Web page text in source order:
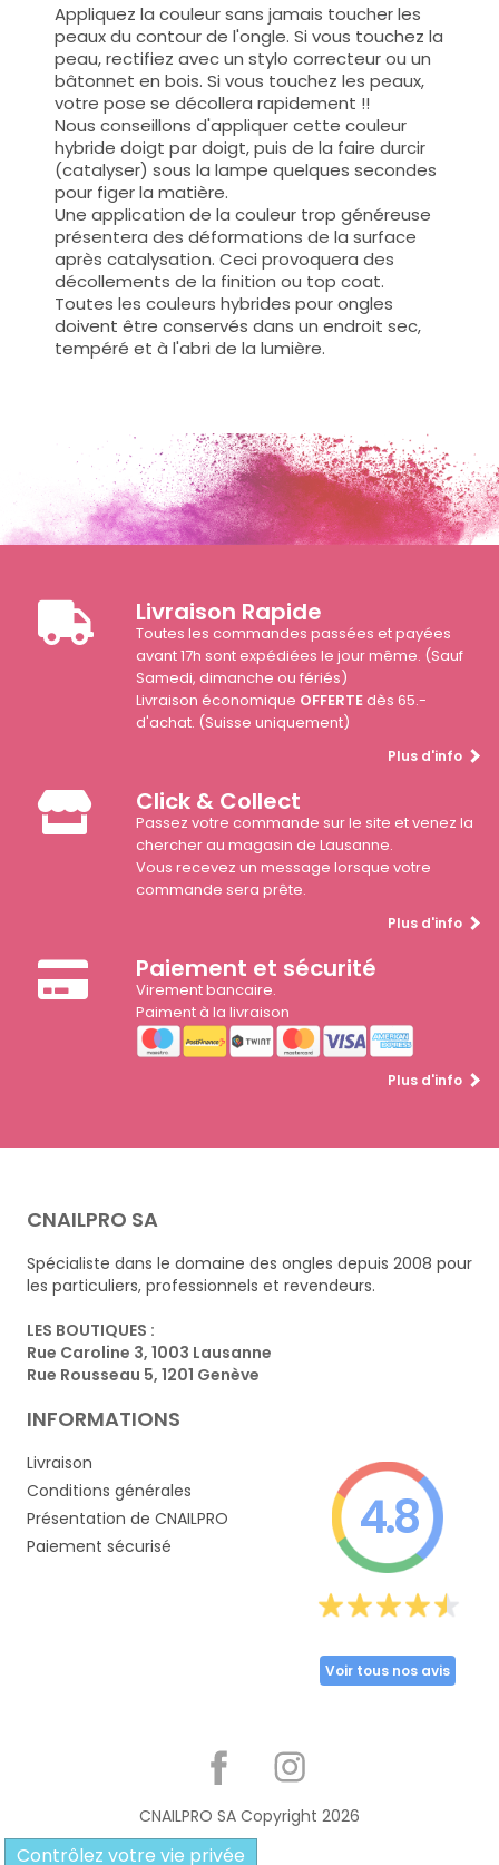
Appliquez la couleur sans jamais toucher les
peaux du contour de l'ongle. Si vous touchez la
peau, rectifiez avec un stylo correcteur ou un
bâtonnet en bois. Si vous touchez les peaux,
votre pose se décollera rapidement !!
Nous conseillons d'appliquer cette couleur
hybride doigt par doigt, puis de la faire durcir
(catalyser) sous la lampe quelques secondes
pour figer la matière.
Une application de la couleur trop généreuse
présentera des déformations de la surface
après catalysation. Ceci provoquera des
décollements de la finition ou top coat.
Toutes les couleurs hybrides pour ongles
doivent être conservés dans un endroit sec,
tempéré et à l'abri de la lumière.
Livraison Rapide
Toutes les commandes passées et payées
avant 17h sont expédiées le jour même. (Sauf
Samedi, dimanche ou fériés)
Livraison économique OFFERTEdès 65.-
d'achat. (Suisse uniquement)
Plus d'info
Click & Collect
Passez votre commande sur le site et venez la
chercher au magasin de Lausanne.
Vous recevez un message lorsque votre
commande sera prête.
Plus d'info
Paiement et sécurité
Virement bancaire.
Paiment à la livraison
Plus d'info
CNAILPRO SA
Spécialiste dans le domaine des ongles depuis 2008 pour
les particuliers, professionnels et revendeurs.
LES BOUTIQUES :
Rue Caroline 3, 1003 Lausanne
Rue Rousseau 5, 1201 Genève
INFORMATIONS
Livraison
Conditions générales
Présentation de CNAILPRO
Paiement sécurisé
4.8
Voir tous nos avis
CNAILPRO SA Copyright 2026
Contrôlez votre vie privée